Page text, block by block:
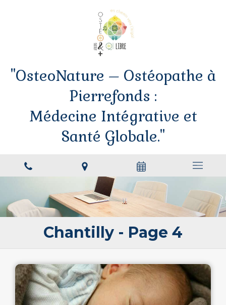
"OsteoNature – Ostéopathe à
Pierrefonds :
Médecine Intégrative et
Santé Globale."
Chantilly - Page 4